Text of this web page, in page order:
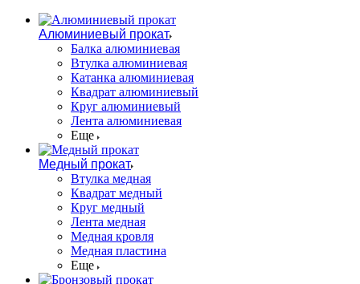
Алюминиевый прокат
Балка алюминиевая
Втулка алюминиевая
Катанка алюминиевая
Квадрат алюминиевый
Круг алюминиевый
Лента алюминиевая
Еще
Медный прокат
Втулка медная
Квадрат медный
Круг медный
Лента медная
Медная кровля
Медная пластина
Еще